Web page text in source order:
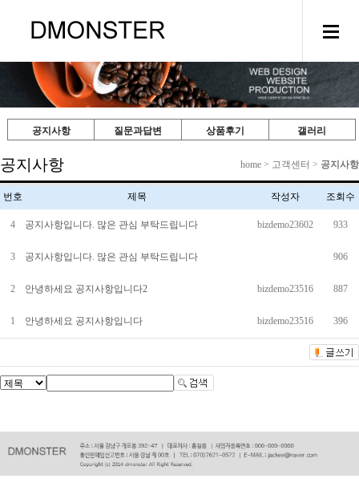
공지사항 질문과답변 상품후기 갤러리
공지사항 home > 고객센터 > 공지사항
번호 제목 작성자 조회수
4 공지사항입니다. 많은 관심 부탁드립니다 bizdemo23602 933
3 공지사항입니다. 많은 관심 부탁드립니다 906
2 안녕하세요 공지사항입니다2 bizdemo23516 887
1 안녕하세요 공지사항입니다 bizdemo23516 396